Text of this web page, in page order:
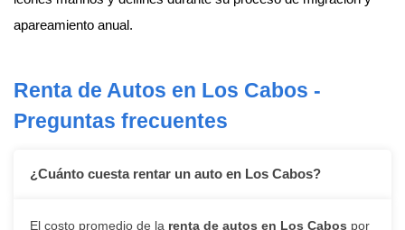
apareamiento anual.
Renta de Autos en Los Cabos -
Preguntas frecuentes
¿Cuánto cuesta rentar un auto en Los Cabos?
El costo promedio de la renta de autos en Los Cabos por